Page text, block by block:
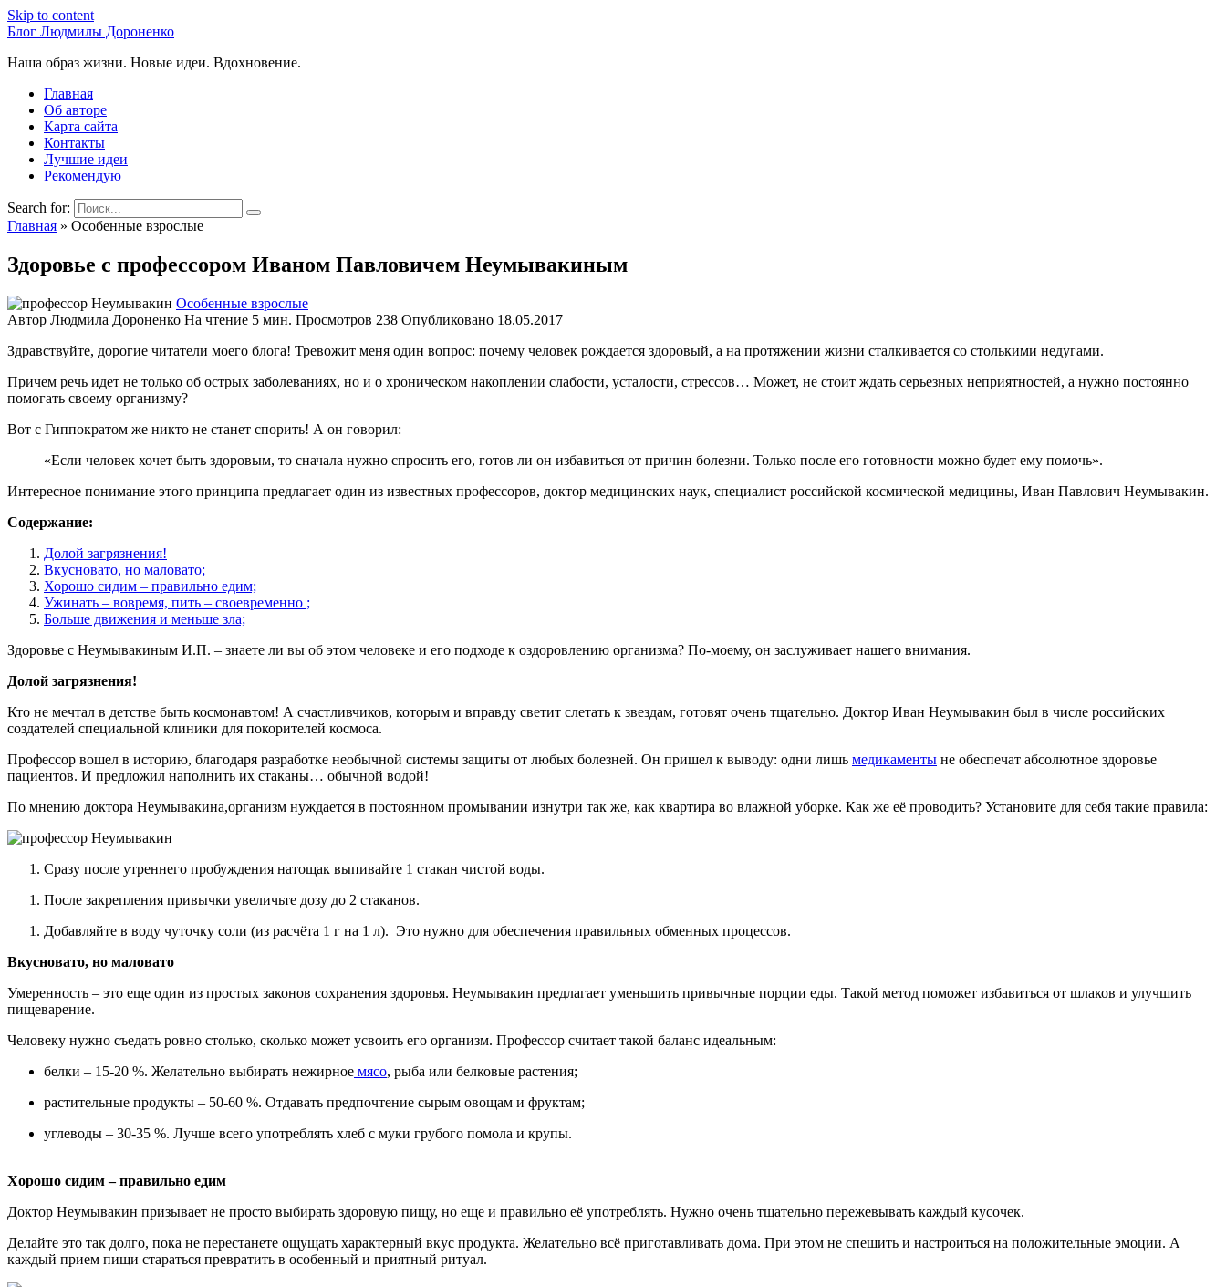
Skip to content
Блог Людмилы Дороненко
Наша образ жизни. Новые идеи. Вдохновение.
Главная
Об авторе
Карта сайта
Контакты
Лучшие идеи
Рекомендую
Search for:
Главная » Особенные взрослые
Здоровье с профессором Иваном Павловичем Неумывакиным
Особенные взрослые
Автор Людмила Дороненко На чтение 5 мин. Просмотров 238 Опубликовано 18.05.2017
Здравствуйте, дорогие читатели моего блога! Тревожит меня один вопрос: почему человек рождается здоровый, а на протяжении жизни сталкивается со столькими недугами.
Причем речь идет не только об острых заболеваниях, но и о хроническом накоплении слабости, усталости, стрессов… Может, не стоит ждать серьезных неприятностей, а нужно постоянно
помогать своему организму?
Вот с Гиппократом же никто не станет спорить! А он говорил:
«Если человек хочет быть здоровым, то сначала нужно спросить его, готов ли он избавиться от причин болезни. Только после его готовности можно будет ему помочь».
Интересное понимание этого принципа предлагает один из известных профессоров, доктор медицинских наук, специалист российской космической медицины, Иван Павлович Неумывакин.
Содержание:
Долой загрязнения!
Вкусновато, но маловато;
Хорошо сидим – правильно едим;
Ужинать – вовремя, пить – своевременно ;
Больше движения и меньше зла;
Здоровье с Неумывакиным И.П. – знаете ли вы об этом человеке и его подходе к оздоровлению организма? По-моему, он заслуживает нашего внимания.
Долой загрязнения!
Кто не мечтал в детстве быть космонавтом! А счастливчиков, которым и вправду светит слетать к звездам, готовят очень тщательно. Доктор Иван Неумывакин был в числе российских
создателей специальной клиники для покорителей космоса.
Профессор вошел в историю, благодаря разработке необычной системы защиты от любых болезней. Он пришел к выводу: одни лишь медикаменты не обеспечат абсолютное здоровье
пациентов. И предложил наполнить их стаканы… обычной водой!
По мнению доктора Неумывакина,организм нуждается в постоянном промывании изнутри так же, как квартира во влажной уборке. Как же её проводить? Установите для себя такие правила:
Сразу после утреннего пробуждения натощак выпивайте 1 стакан чистой воды.
После закрепления привычки увеличьте дозу до 2 стаканов.
Добавляйте в воду чуточку соли (из расчёта 1 г на 1 л). Это нужно для обеспечения правильных обменных процессов.
Вкусновато, но маловато
Умеренность – это еще один из простых законов сохранения здоровья. Неумывакин предлагает уменьшить привычные порции еды. Такой метод поможет избавиться от шлаков и улучшить
пищеварение.
Человеку нужно съедать ровно столько, сколько может усвоить его организм. Профессор считает такой баланс идеальным:
белки – 15-20 %. Желательно выбирать нежирное мясо, рыба или белковые растения;
растительные продукты – 50-60 %. Отдавать предпочтение сырым овощам и фруктам;
углеводы – 30-35 %. Лучше всего употреблять хлеб с муки грубого помола и крупы.
Хорошо сидим – правильно едим
Доктор Неумывакин призывает не просто выбирать здоровую пищу, но еще и правильно её употреблять. Нужно очень тщательно пережевывать каждый кусочек.
Делайте это так долго, пока не перестанете ощущать характерный вкус продукта. Желательно всё приготавливать дома. При этом не спешить и настроиться на положительные эмоции. А
каждый прием пищи стараться превратить в особенный и приятный ритуал.